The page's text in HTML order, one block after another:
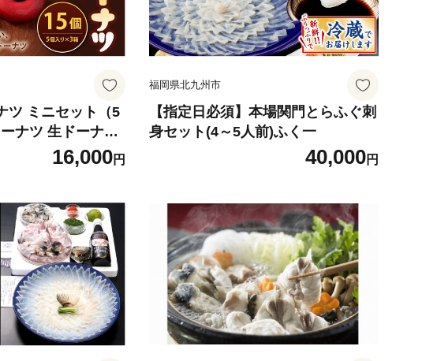
ツ ミニセット（5
ナツ 生ドーナツ
冷凍 北九州市
16,000円
福岡県北九州市
【指定日必須】本場関門とらふぐ刺
身セット(4～5人前)ふく一
40,000円